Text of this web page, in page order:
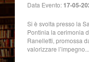
Data Evento: 17-05-
Si è svolta presso la
Pontinia la cerimonia
Ranelletti, promossa
valorizzare l’impegno...